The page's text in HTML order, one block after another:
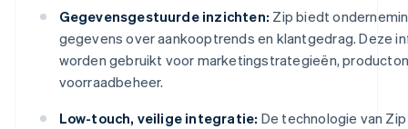
Gegevensgestuurde inzichten: Zip biedt
gegevens over aankooptrends en klantgedrag. Deze
worden gebruikt voor marketingstrategieën,
voorraadbeheer.
Low-touch, veilige integratie: De technologie van